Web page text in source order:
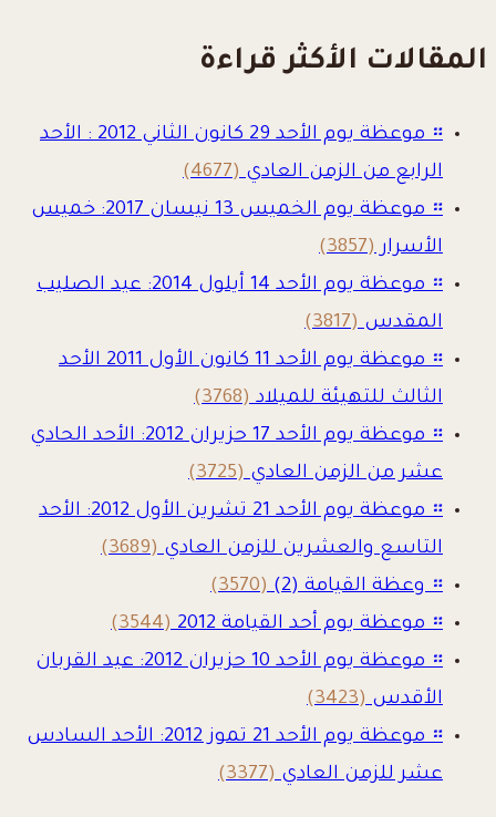
المقالات الأكثر قراءة
።
موعظة يوم الأحد 29 كانون الثاني 2012 : الأحد
الرابع من الزمن العادي(4677)
።
موعظة يوم الخميس 13 نيسان 2017: خميس
الأسرار(3857)
።
موعظة يوم الأحد 14 أيلول 2014: عيد الصليب
المقدس(3817)
።
موعظة يوم الأحد 11 كانون الأول 2011 الأحد
الثالث للتهيئة للميلاد(3768)
።
موعظة يوم الأحد 17 حزيران 2012: الأحد الحادي
عشر من الزمن العادي(3725)
።
موعظة يوم الأحد 21 تشرين الأول 2012: الأحد
التاسع والعشرين للزمن العادي(3689)
። وعظة القيامة (2)
(3570)
። موعظة يوم أحد القيامة 2012
(3544)
።
موعظة يوم الأحد 10 حزيران 2012: عيد القربان
الأقدس(3423)
።
موعظة يوم الأحد 21 تموز 2012: الأحد السادس
عشر للزمن العادي(3377)